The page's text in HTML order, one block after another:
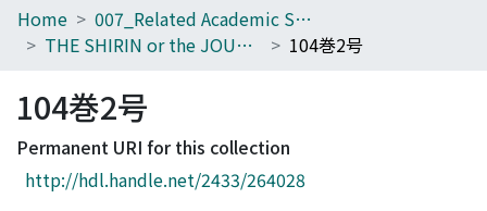
Home
Browse
Download Ranking
Access Statistics
Home
007_Related Academic Societies
THE SHIRIN or the JOURNAL OF HISTORY
104巻2号
104巻2号
Permanent URI for this collection
http://hdl.handle.net/2433/264028